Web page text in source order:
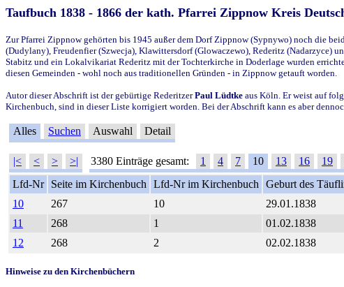
Taufbuch 1838 - 1866 der kath. Pfarrei Zippnow Kreis
Zur Pfarrei Zippnow gehörten bis 1945 außer dem Dorf Zippnow (Sypnywo) noch die
(Dudylany), Freudenfier (Szwecja), Klawittersdorf (Glowaczewo), Rederitz (Nadarzyce)
Stabitz und ein Lokalvikariat Rederitz mit der Tochterkirche in Doderlage wurden
diesen Gemeinden - wohl noch aus traditionellen Gründen - in Zippnow getauft worden.
Autor dieser Abschrift ist der gebürtige RederitzerPaul Lüdtke aus Köln. Er weist auf
Kirchenbuch, sind in dieser Liste korrigiert worden. Bei der Abschrift kann es aber
Alles Suchen Auswahl Detail
|< < > >| 3380 Einträge gesamt: 1 4 7 10 13 16 19
Lfd-Nr
Seite im Kirchenbuch Lfd-Nr im Kirchenbuch Geburt des
10
267 10 29.01.1838
11
268 1 01.02.1838
12
268 2 02.02.1838
Hinweise zu den Kirchenbüchern